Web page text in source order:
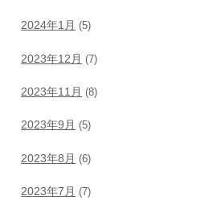
2024年1月 (5)
2023年12月 (7)
2023年11月 (8)
2023年9月 (5)
2023年8月 (6)
2023年7月 (7)